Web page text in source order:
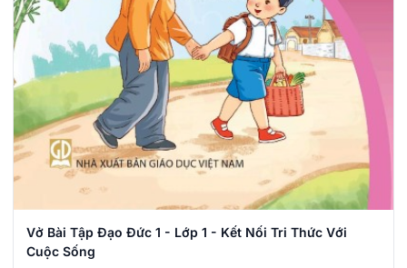
Vở Bài Tập Đạo Đức 1 - Lớp 1 - Kết Nối Tri Thức Với
Cuộc Sống